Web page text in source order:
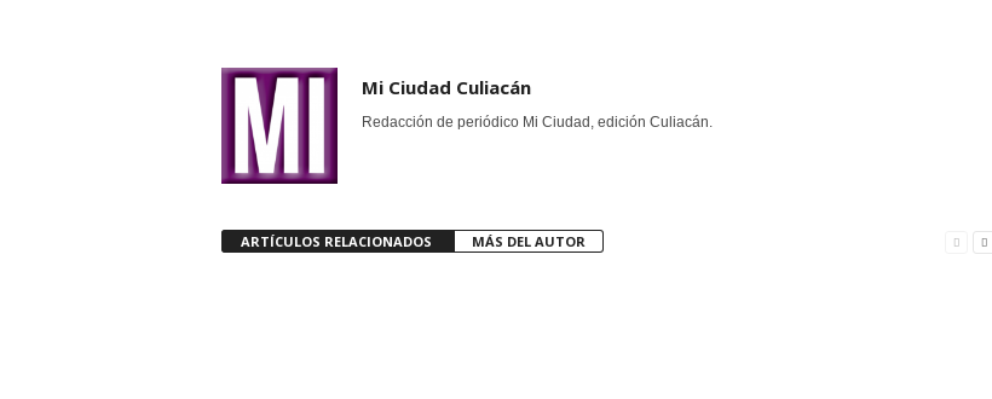
Mi Ciudad Culiacán
Redacción de periódico Mi Ciudad, edición Culiacán.
ARTÍCULOS RELACIONADOS MÁS DEL AUTOR